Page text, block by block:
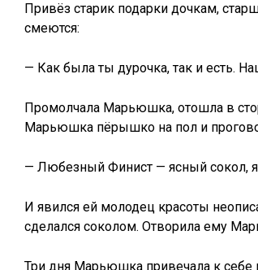
Привёз старик подарки дочкам,
смеются:
— Как была ты дурочка, так и есть.
Промолчала Марьюшка, отошла в
Марьюшка пёрышко на пол и
— Любезный Финист — ясный сокол,
И явился ей молодец красоты
сделался соколом. Отворила ему
Три дня Марьюшка привечала к себе